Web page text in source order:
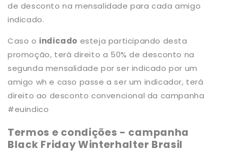
de desconto na mensalidade para cada amigo
indicado.
Caso o indicado esteja participando desta
promoção, terá direito a 50% de desconto na
segunda mensalidade por ser indicado por um
amigo wh e caso passe a ser um indicador, terá
direito ao desconto convencional da campanha
#euindico
Termos e condições - campanha
Black Friday Winterhalter Brasil